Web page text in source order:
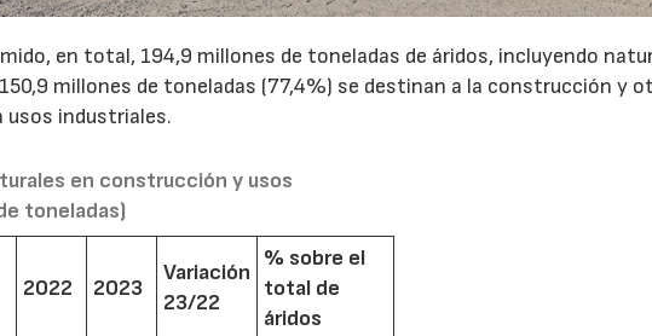
en total, 194,9 millones de toneladas de áridos, incluyendo
millones de toneladas (77,4%) se destinan a la construcción y
usos industriales.
en construcción y usos
toneladas)
2022 2023
Variación
23/22
% sobre el
total de
áridos